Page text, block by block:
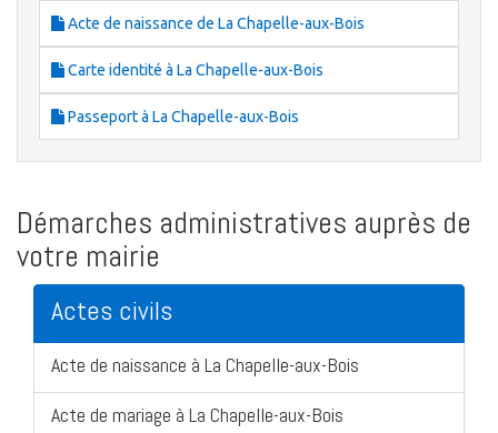
Acte de naissance de La Chapelle-aux-Bois
Carte identité à La Chapelle-aux-Bois
Passeport à La Chapelle-aux-Bois
Démarches administratives auprès de
votre mairie
Actes civils
Acte de naissance à La Chapelle-aux-Bois
Acte de mariage à La Chapelle-aux-Bois